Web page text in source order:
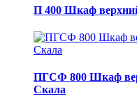
П 400 Шкаф
ПГСФ 800 Шкаф
Скала